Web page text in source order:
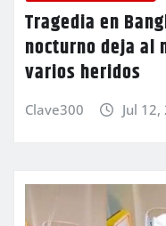
Tragedia en
nocturno deja al
varios heridos
Clave300 Jul 12,